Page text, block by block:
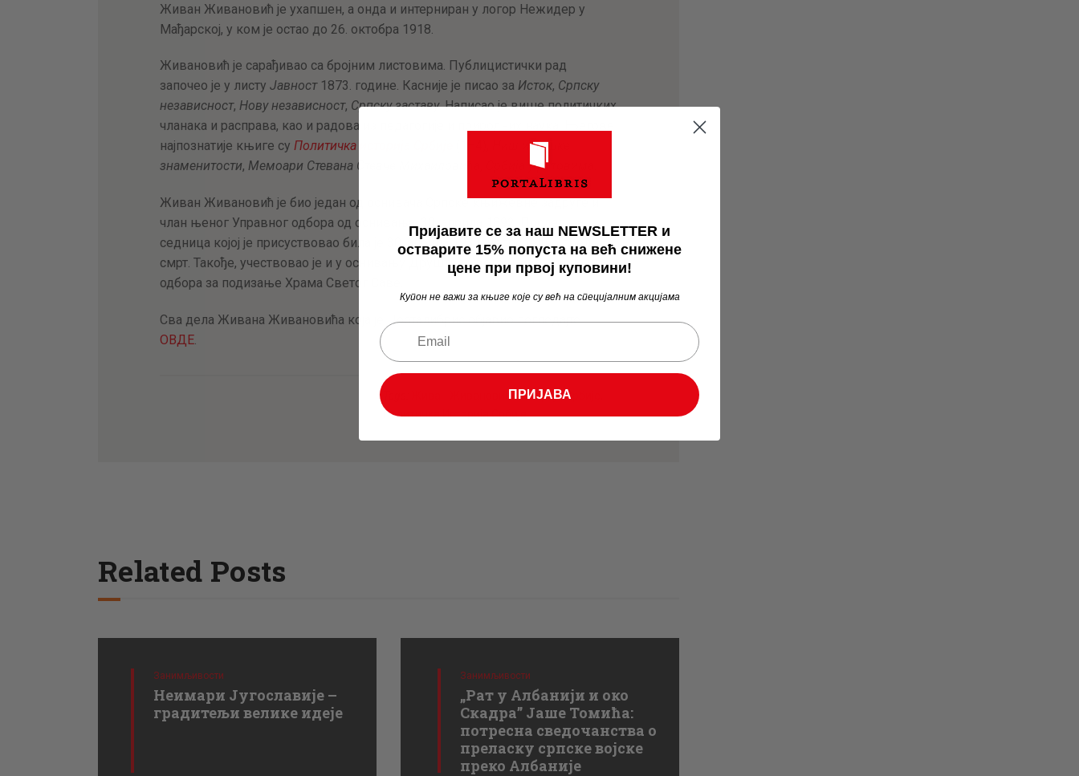
Живан Живановић је ухапшен, а онда и интерниран у логор Нежидер у
Мађарској, у ком је остао до 26. октобра 1918.
Живановић је сарађивао са бројним листовима. Публицистички рад
започео је у листу Јавност1873. године. Касније је писао за Исток, Српску
независност, Нову независност, Српску заставу. Написао је више политичких
чланака и расправа, као и радова из педагогије и природних наука. Његове
најпознатије књиге су Политичка историја Србије
Ниш и нишке
знаменитости, Мемоари Стевана Стевче Михаиловића Србија у ратовима
Живан Живановић је био један од оснивача Српске књижевне задруге и
члан њеног Управног одбора од оснивања, 30. априла 1892. Последња
седница којој је присуствовао била је 30. априла 1931, непосредно пред
смрт. Такође, учествовао је и у оснивању Друштва Светог Саве. Био је члан
одбора за подизање Храма Светог Саве.
Сва дела Живана Живановића која је Порталибрис објавио погледајте
ОВДЕ.
Историја Србије
Политичка Историја Србије
Related Posts
Занимљивости
Неимари Југославије –
градитељи велике идеје
Занимљивости
„Рат у Албанији и око
Скадра” Јаше Томића:
потресна сведочанства о
преласку српске војске
преко Албаније
Пријавите се за наш NEWSLETTER и
остварите 15% попуста на већ снижене
цене при првој куповини!
Купон не важи за књиге које су већ на специјалним акцијама
ПРИЈАВА